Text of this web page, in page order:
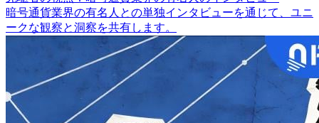
暗号通貨業界の有名人との単独インタビューを通じて、ユニ
ークな観察と洞察を共有します。